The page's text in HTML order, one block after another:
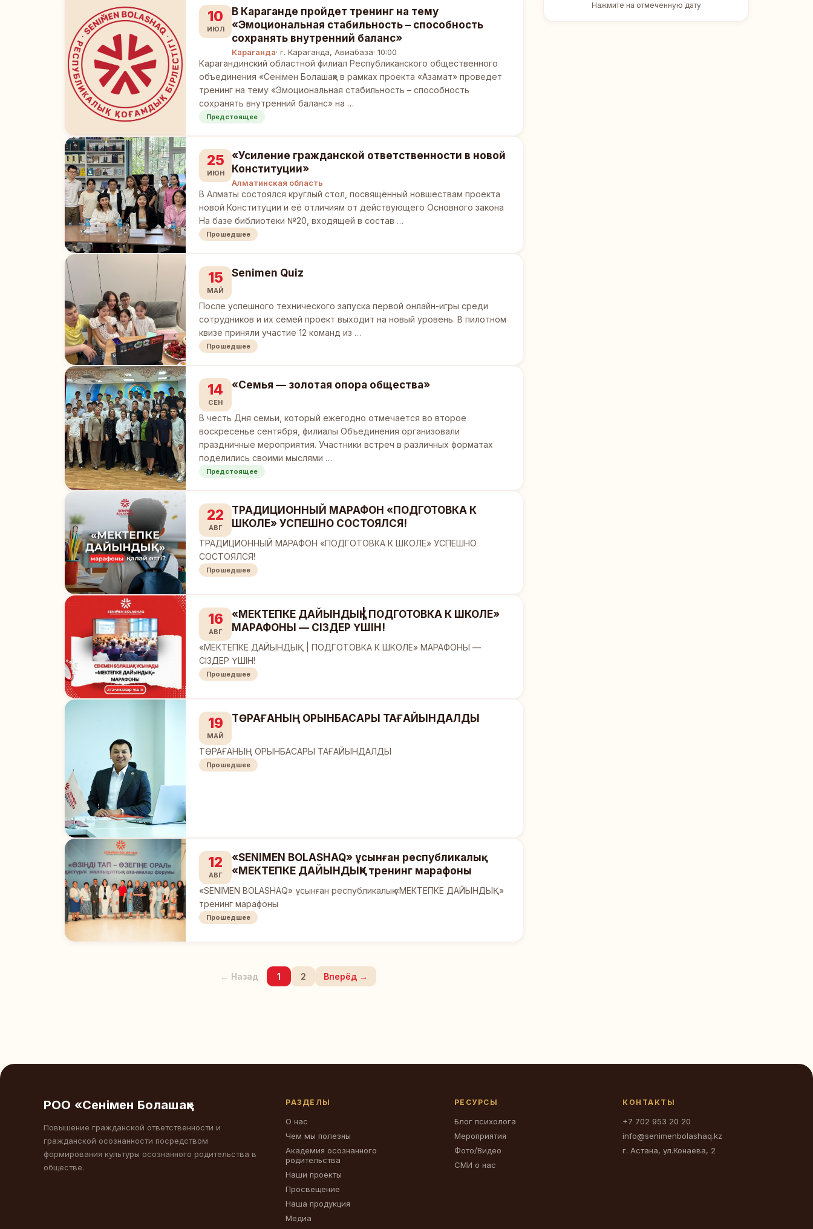
10
ИЮЛ
В Караганде пройдет тренинг на тему
«Эмоциональная стабильность – способность
сохранять внутренний баланс»
Караганда· г. Караганда, Авиабаза· 10:00
Карагандинский областной филиал Республиканского общественного
объединения «Сенімен Болашақ» в рамках проекта «Азамат» проведет
тренинг на тему «Эмоциональная стабильность – способность
сохранять внутренний баланс» на …
Предстоящее
25
ИЮН
«Усиление гражданской ответственности в новой
Конституции»
Алматинская область
В Алматы состоялся круглый стол, посвящённый новшествам проекта
новой Конституции и её отличиям от действующего Основного закона
На базе библиотеки №20, входящей в состав …
Прошедшее
15
МАЙ
Senimen Quiz
После успешного технического запуска первой онлайн-игры среди
сотрудников и их семей проект выходит на новый уровень. В пилотном
квизе приняли участие 12 команд из …
Прошедшее
14
СЕН
«Семья — золотая опора общества»
В честь Дня семьи, который ежегодно отмечается во второе
воскресенье сентября, филиалы Объединения организовали
праздничные мероприятия. Участники встреч в различных форматах
поделились своими мыслями …
Предстоящее
22
АВГ
ТРАДИЦИОННЫЙ МАРАФОН «ПОДГОТОВКА К
ШКОЛЕ» УСПЕШНО СОСТОЯЛСЯ!
ТРАДИЦИОННЫЙ МАРАФОН «ПОДГОТОВКА К ШКОЛЕ» УСПЕШНО
СОСТОЯЛСЯ!
Прошедшее
16
АВГ
«МЕКТЕПКЕ ДАЙЫНДЫҚ | ПОДГОТОВКА К ШКОЛЕ»
МАРАФОНЫ — СІЗДЕР ҮШІН!
«МЕКТЕПКЕ ДАЙЫНДЫҚ | ПОДГОТОВКА К ШКОЛЕ» МАРАФОНЫ —
СІЗДЕР ҮШІН!
Прошедшее
19
МАЙ
ТӨРАҒАНЫҢ ОРЫНБАСАРЫ ТАҒАЙЫНДАЛДЫ
ТӨРАҒАНЫҢ ОРЫНБАСАРЫ ТАҒАЙЫНДАЛДЫ
Прошедшее
12
АВГ
«SENIMEN BOLASHAQ» ұсынған республикалық
«МЕКТЕПКЕ ДАЙЫНДЫҚ» тренинг марафоны
«SENIMEN BOLASHAQ» ұсынған республикалық «МЕКТЕПКЕ ДАЙЫНДЫҚ»
тренинг марафоны
Прошедшее
← Назад 1 2 Вперёд →
Нажмите на отмеченную дату
РОО «Сенімен Болашақ»
Повышение гражданской ответственности и
гражданской осознанности посредством
формирования культуры осознанного родительства в
обществе.
РАЗДЕЛЫ
О нас
Чем мы полезны
Академия осознанного
родительства
Наши проекты
Просвещение
Наша продукция
Медиа
РЕСУРСЫ
Блог психолога
Мероприятия
Фото/Видео
СМИ о нас
КОНТАКТЫ
+7 702 953 20 20
info@senimenbolashaq.kz
г. Астана, ул.Конаева, 2